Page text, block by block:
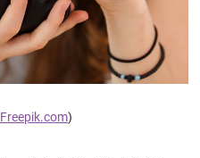
Freepik.com)